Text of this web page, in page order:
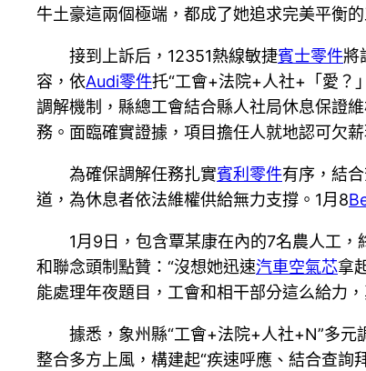
牛土豪這兩個極端，都成了她追求完美平衡
接到上訴后，12351熱線敏捷賓士零件將
容，依Audi零件托“工會+法院+人社+「愛？
調解機制，縣總工會結合縣人社局休息保證
務。面臨確實證據，項目擔任人就地認可欠
為確保調解任務扎實賓利零件有序，結
道，為休息者依法維權供給無力支撐。1月8
1月9日，包含覃某康在內的7名農人工，
和聯念頭制點贊：“沒想她迅速汽車空氣芯拿
能處理年夜題目，工會和相干部分這么給力，
據悉，象州縣“工會+法院+人社+N”多
整合多方上風，構建起“疾速呼應、結合查詢